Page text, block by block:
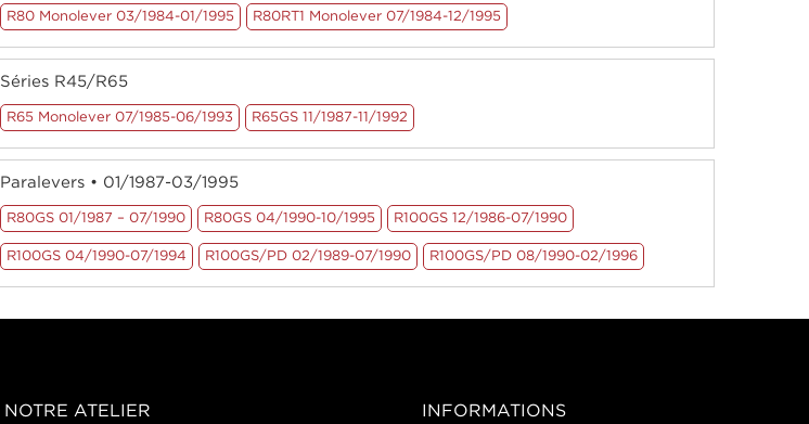
R80 Monolever 03/1984-01/1995 R80RT1 Monolever 07/1984-12/1995
Séries R45/R65
R65 Monolever 07/1985-06/1993 R65GS 11/1987-11/1992
Paralevers • 01/1987-03/1995
R80GS 01/1987 – 07/1990 R80GS 04/1990-10/1995 R100GS 12/1986-07/1990
R100GS 04/1990-07/1994 R100GS/PD 02/1989-07/1990 R100GS/PD 08/1990-02/1996
NOTRE ATELIER INFORMATIONS